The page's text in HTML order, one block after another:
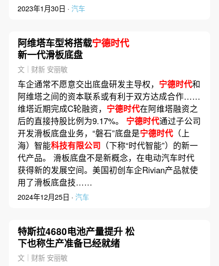
2023年1月30日 · 汽车
阿维塔车型将搭载宁德时代
新一代滑板底盘
文｜财新 安丽敏
车企通常不愿意交出底盘研发主导权， 宁德时代和
阿维塔之间的资本联系或有利于双方达成合作……
维塔近期完成C轮融资， 宁德时代在阿维塔融资之
后的直接持股比例为9.17%。 宁德时代通过子公司
开发滑板底盘业务，“磐石”底盘是宁德时代（上
海）智能科技有限公司 （下称“时代智能”）的新一
代产品。 滑板底盘不是新概念，在电动汽车时代
获得新的发展空间。美国初创车企Rivian产品就使
用了滑板底盘技……
2024年12月25日 · 汽车
特斯拉4680电池产量提升 松
下也称生产准备已经就绪
文｜财新 安丽敏